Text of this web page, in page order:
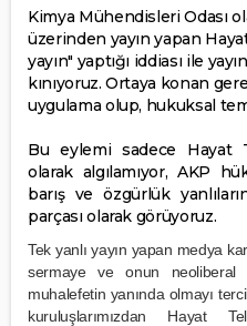
Kimya Mühendisleri Odası
üzerinden yayın yapan
yayın" yaptığı iddiası ile
kınıyoruz. Ortaya konan
uygulama olup, hukuksal
Bu eylemi sadece Hayat
olarak algılamıyor, AKP
barış ve özgürlük
parçası olarak görüyoruz.
Tek yanlı yayın yapan medya
sermaye ve onun neoliberal
muhalefetin yanında olmayı
kuruluşlarımızdan Hayat